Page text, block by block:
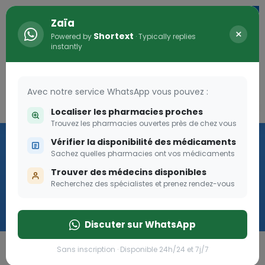
Vaccination
Zaïa
Powered by Shortext · Typically replies
instantly
×
Avec notre service WhatsApp vous pouvez :
Localiser les pharmacies proches
Trouvez les pharmacies ouvertes près de chez vous
Vérifier la disponibilité des médicaments
Sachez quelles pharmacies ont vos médicaments
Trouver des médecins disponibles
Recherchez des spécialistes et prenez rendez-vous
Discuter sur WhatsApp
Sans inscription · Disponible 24h/24 et 7j/7